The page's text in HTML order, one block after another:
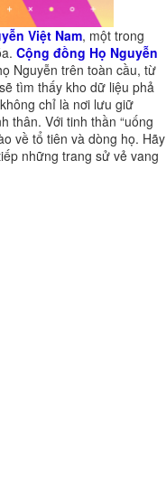
Việt Nam, một trong
Cộng đồng Họ Nguyễn
Nguyễn trên toàn cầu, từ
tìm thấy kho dữ liệu phả
chỉ là nơi lưu giữ
thân. Với tinh thần “uống
về tổ tiên và dòng họ. Hãy
những trang sử vẻ vang